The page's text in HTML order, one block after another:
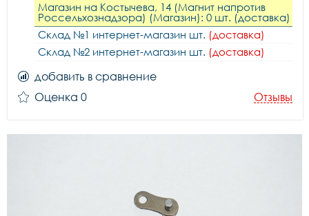
Магазин на Костычева, 14 (Магнит напротив
Россельхознадзора) (Магазин): 0 шт. (доставка)
Склад №1 интернет-магазин шт. (доставка)
Склад №2 интернет-магазин шт. (доставка)
добавить в сравнение
Оценка 0
Отзывы